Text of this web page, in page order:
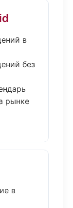
в
без
рынке
в